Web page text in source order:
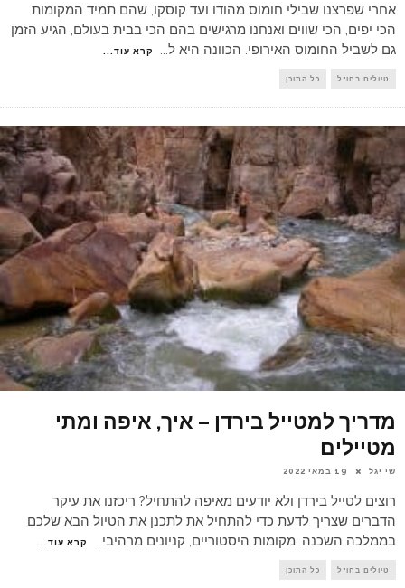
אחרי שפרצנו שבילי חומוס מהודו ועד קוסקו, שהם תמיד המקומות
הכי יפים, הכי שווים ואנחנו מרגישים בהם הכי בבית בעולם, הגיע הזמן
גם לשביל החומוס האירופי. הכוונה היא ל
קרא עוד...
טיולים בחו"ל כל התוכן
מדריך למטייל בירדן – איך, איפה ומתי
מטיילים
שי יגל 19 במאי 2022
רוצים לטייל בירדן ולא יודעים מאיפה להתחיל? ריכזנו את עיקר
הדברים שצריך לדעת כדי להתחיל את לתכנן את הטיול הבא שלכם
בממלכה השכנה. מקומות היסטוריים, קניונים מרהיבי... קרא עוד...
טיולים בחו"ל כל התוכן